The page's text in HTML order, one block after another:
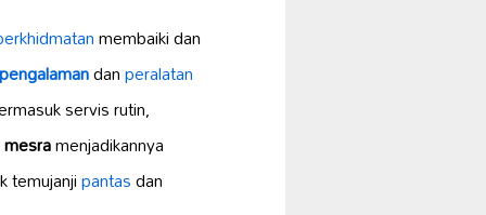
membaiki dan
danperalatan
servis rutin,
mesramenjadikannya
temujanjipantasdan